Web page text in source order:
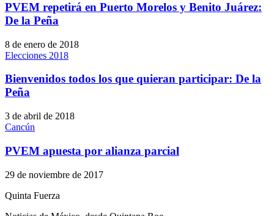
PVEM repetirá en Puerto Morelos y Benito Juárez:
De la Peña
8 de enero de 2018
Elecciones 2018
Bienvenidos todos los que quieran participar: De la
Peña
3 de abril de 2018
Cancún
PVEM apuesta por alianza parcial
29 de noviembre de 2017
Quinta Fuerza